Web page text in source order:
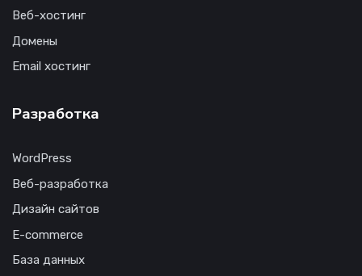
Веб-хостинг
Домены
Email хостинг
Разработка
WordPress
Веб-разработка
Дизайн сайтов
E-commerce
База данных